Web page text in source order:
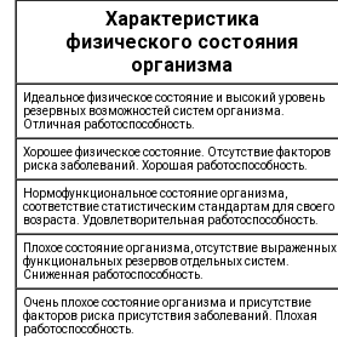
Характеристика
физического состояния
организма
Идеальное физическое состояние и высокий уровень
резервных возможностей систем организма.
Отличная работоспособность.
Хорошее физическое состояние. Отсутствие факторов
риска заболеваний. Хорошая работоспособность.
Нормофункциональное состояние организма,
соответствие статистическим стандартам для своего
возраста. Удовлетворительная работоспособность.
Плохое состояние организма, отсутствие выраженных
функциональных резервов отдельных систем.
Сниженная работоспособность.
Очень плохое состояние организма и присутствие
факторов риска присутствия заболеваний. Плохая
работоспособность.